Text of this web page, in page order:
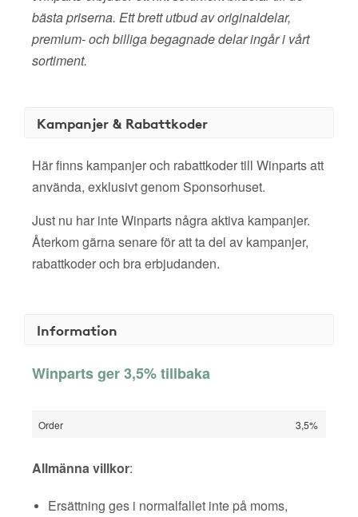
bästa priserna. Ett brett utbud av originaldelar,
premium- och billiga begagnade delar ingår i vårt
sortiment.
Kampanjer & Rabattkoder
Här finns kampanjer och rabattkoder till Winparts att
använda, exklusivt genom Sponsorhuset.
Just nu har inte Winparts några aktiva kampanjer.
Återkom gärna senare för att ta del av kampanjer,
rabattkoder och bra erbjudanden.
Information
Winparts ger 3,5% tillbaka
Order 3,5%
Allmänna villkor:
Ersättning ges i normalfallet inte på moms,